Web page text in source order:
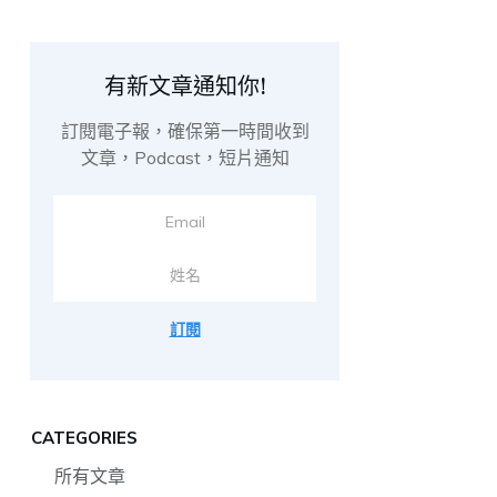
有新文章通知你!
訂閱電子報，確保第一時間收到
文章，Podcast，短片通知
訂閱
CATEGORIES
所有文章